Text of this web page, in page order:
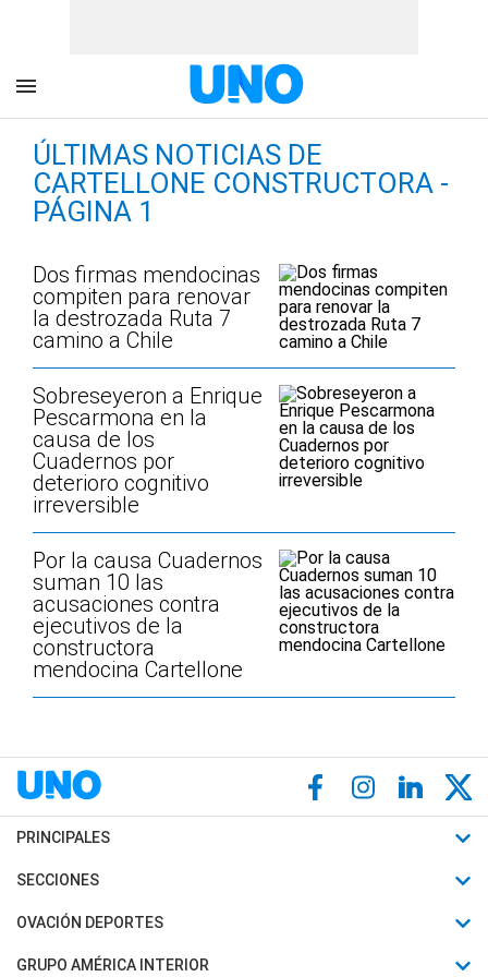
ÚLTIMAS NOTICIAS DE
CARTELLONE CONSTRUCTORA -
PÁGINA 1
Dos firmas mendocinas
compiten para renovar
la destrozada Ruta 7
camino a Chile
Sobreseyeron a Enrique
Pescarmona en la
causa de los
Cuadernos por
deterioro cognitivo
irreversible
Por la causa Cuadernos
suman 10 las
acusaciones contra
ejecutivos de la
constructora
mendocina Cartellone
PRINCIPALES
Últimas Noticias
Política
SECCIONES
Horóscopo
Motores
OVACIÓN DEPORTES
Fútbol
GRUPO AMÉRICA INTERIOR